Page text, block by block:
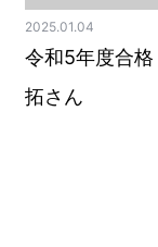
2025.01.04
令和5年度合
拓さん